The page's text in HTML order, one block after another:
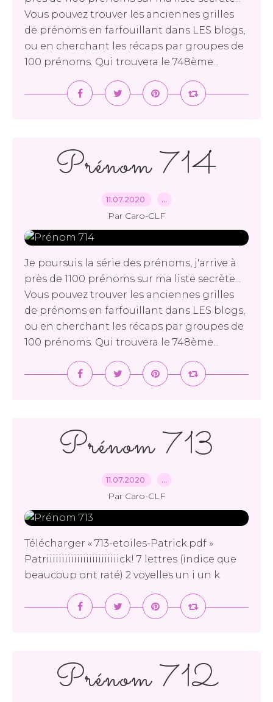
Vous pouvez trouver les anciennes grilles
de prénoms en farfouillant dans LES blogs,
ou en cherchant les récaps par groupes de
100 prénoms. Qui trouvera le 748ème...
Prénom 714
11.07.2020 …
Par Caro-CLF
Je poursuis la série des prénoms, j'arrive à
près de 1100 prénoms sur ma liste secrète...
Vous pouvez trouver les anciennes grilles
de prénoms en farfouillant dans LES blogs,
ou en cherchant les récaps par groupes de
100 prénoms. Qui trouvera le 748ème...
Prénom 713
11.07.2020 …
Par Caro-CLF
Télécharger « 713-etoiles-Patrick.pdf »
Patriiiiiiiiiiiiiiiiiiiiiiiick! 7 lettres (indice que
beaucoup ont raté) 2 voyelles un i un k
Prénom 712